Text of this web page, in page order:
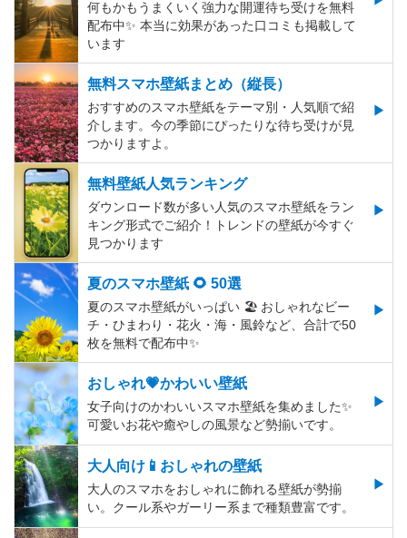
何もかもうまくいく強力な開運待ち受けを無料
配布中✨️ 本当に効果があった口コミも掲載して
います
無料スマホ壁紙まとめ（縦長）
おすすめのスマホ壁紙をテーマ別・人気順で紹
介します。今の季節にぴったりな待ち受けが見
つかりますよ。
無料壁紙人気ランキング
ダウンロード数が多い人気のスマホ壁紙をラン
キング形式でご紹介！トレンドの壁紙が今すぐ
見つかります
夏のスマホ壁紙 🌻 50選
夏のスマホ壁紙がいっぱい 🏖 おしゃれなビー
チ・ひまわり・花火・海・風鈴など、合計で50
枚を無料で配布中✨
おしゃれ💗かわいい壁紙
女子向けのかわいいスマホ壁紙を集めました✨
可愛いお花や癒やしの風景など勢揃いです。
大人向け📱おしゃれの壁紙
大人のスマホをおしゃれに飾れる壁紙が勢揃
い。クール系やガーリー系まで種類豊富です。